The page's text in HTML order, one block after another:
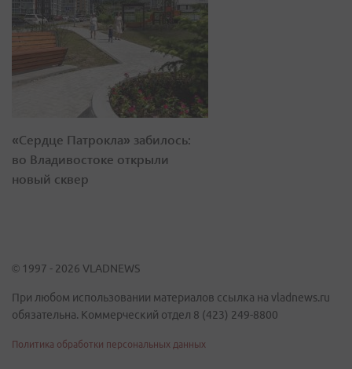
«Сердце Патрокла» забилось:
во Владивостоке открыли
новый сквер
© 1997 - 2026 VLADNEWS
При любом использовании материалов ссылка на vladnews.ru
обязательна. Коммерческий отдел 8 (423) 249-8800
Политика обработки персональных данных